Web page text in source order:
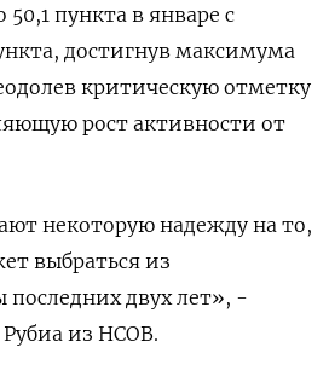
50,1 пункта в январе с
достигнув максимума
критическую отметку
рост активности от
некоторую надежду на то,
выбраться из
двух лет», -
из HCOB.